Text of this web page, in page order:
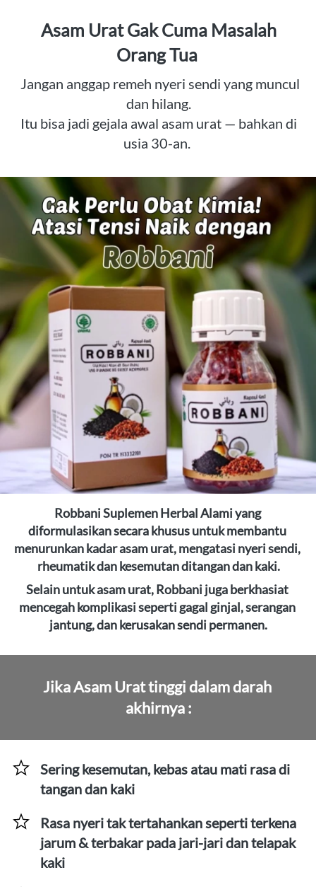
Orang Tua
dan hilang.
usia 30-an.
RobbaniSuplemen Herbal Alami yang
diformulasikan secara khusus untuk membantu
menurunkan kadar asam urat, mengatasi nyeri sendi,
rheumatikdan kesemutan ditangan dan kaki.
Selain untuk asam urat, Robbani juga berkhasiat
mencegah komplikasi seperti gagal ginjal, serangan
jantung, dan kerusakan sendi permanen.
Jika Asam Urat tinggi dalam darah
akhirnya :
Sering kesemutan, kebas atau mati rasa di
tangan dan kaki
Rasa nyeri tak tertahankan seperti terkena
jarum & terbakar pada jari-jari dan telapak
kaki